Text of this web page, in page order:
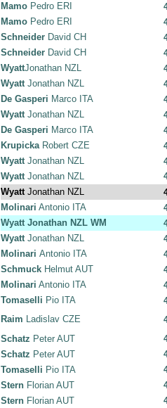
Mamo Pedro ERI
Mamo Pedro ERI
Schneider David CH
Schneider David CH
WyattJonathan NZL
Wyatt Jonathan NZL
De Gasperi Marco ITA
Wyatt Jonathan NZL
De Gasperi Marco ITA
KrupickaRobert CZE
WyattJonathan NZL
WyattJonathan NZL
WyattJonathan NZL
Molinari Antonio ITA
Wyatt Jonathan NZL WM
WyattJonathan NZL
Molinari Antonio ITA
Schmuck Helmut AUT
Molinari Antonio ITA
Tomaselli Pio ITA
Raim Ladislav CZE
Schatz Peter AUT
Schatz Peter AUT
Tomaselli Pio ITA
Stern Florian AUT
Stern Florian AUT